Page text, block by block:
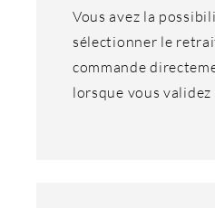
Vous avez la
sélectionner le
commande
lorsque vous